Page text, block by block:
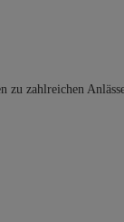
zu zahlreichen